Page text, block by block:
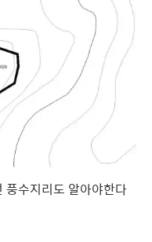
풍수지리도 알아야한다